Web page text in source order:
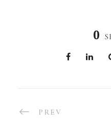
0
PREV